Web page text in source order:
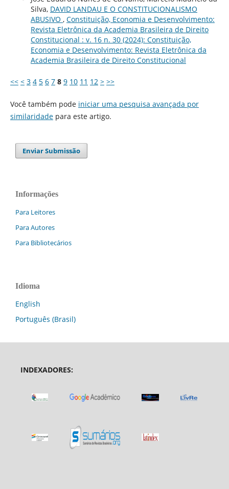
Silva, DAVID LANDAU E O CONSTITUCIONALISMO
ABUSIVO , Constituição, Economia e Desenvolvimento:
Revista Eletrônica da Academia Brasileira de Direito
Constitucional : v. 16 n. 30 (2024): Constituição,
Economia e Desenvolvimento: Revista Eletrônica da
Academia Brasileira de Direito Constitucional
<< < 3 4 5 6 7 8 9 10 11 12 > >>
Você também pode iniciar uma pesquisa avançada por
similaridadepara este artigo.
Enviar Submissão
Informações
Para Leitores
Para Autores
Para Bibliotecários
Idioma
English
Português (Brasil)
INDEXADORES: